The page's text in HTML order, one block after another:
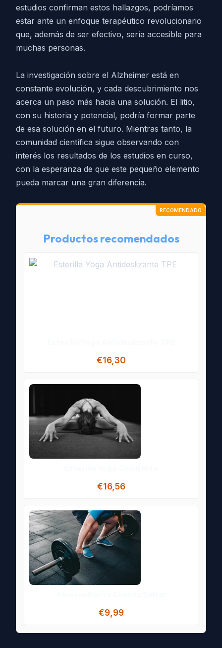
estudios confirman estos hallazgos, podríamos
estar ante un enfoque terapéutico revolucionario
que, además de ser efectivo, sería accesible para
muchas personas.
La investigación sobre el Alzheimer está en
constante evolución, y cada descubrimiento nos
acerca un paso más hacia una solución. El litio,
con su historia y potencial, podría formar parte
de esa solución en el futuro. Mientras tanto, la
comunidad científica sigue observando con
interés los resultados de los estudios en curso,
con la esperanza de que este pequeño elemento
pueda marcar una gran diferencia.
Productos recomendados
€16,30
€16,56
€9,99